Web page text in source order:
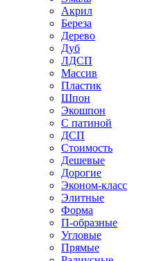
Акрил
Береза
Дерево
Дуб
ЛДСП
Массив
Пластик
Шпон
Экошпон
С патиной
ДСП
Стоимость
Дешевые
Дорогие
Эконом-класс
Элитные
Форма
П-образные
Угловые
Прямые